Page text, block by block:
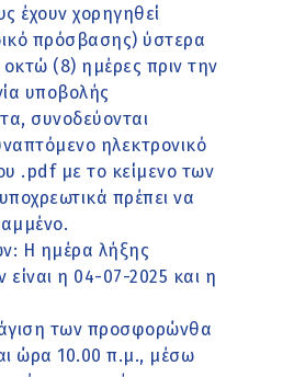
έχουν χορηγηθεί
πρόσβασης) ύστερα
(8) ημέρες πριν την
υποβολής
συνοδεύονται
ηλεκτρονικό
.pdf με το κείμενο των
πρέπει να
Η ημέρα λήξης
η 04-07-2025 και η
των προσφορώνθα
ώρα 10.00 π.μ., μέσω